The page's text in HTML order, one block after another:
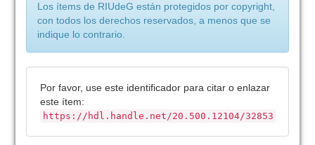
Los ítems de RIUdeG están protegidos por copyright,
con todos los derechos reservados, a menos que se
indique lo contrario.
Por favor, use este identificador para citar o enlazar
este ítem:
https://hdl.handle.net/20.500.12104/32853